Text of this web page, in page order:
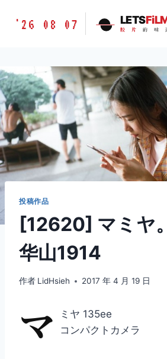
胶
道
LETSFILM
'26 08 07 LETS
胶 片 的 味
投稿作品
[12620] マミヤ
华山1914
作者 LidHsieh 2017 年 4 月 19 日
マ
ミヤ 135ee
コンパクトカメラ